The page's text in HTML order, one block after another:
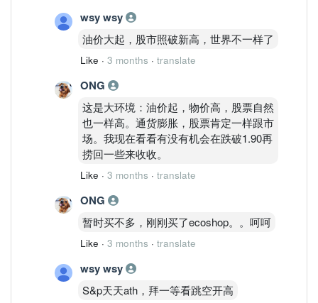
wsy wsy
油价大起，股市照破新高，世界不一样了
Like · 3 months · translate
ONG
这是大环境：油价起，物价高，股票自然
也一样高。通货膨胀，股票肯定一样跟市
场。我现在看看有没有机会在跌破1.90再
捞回一些来收收。
Like · 3 months · translate
ONG
暂时买不多，刚刚买了ecoshop。。呵呵
Like · 3 months · translate
wsy wsy
S&p天天ath，拜一等看跳空开高